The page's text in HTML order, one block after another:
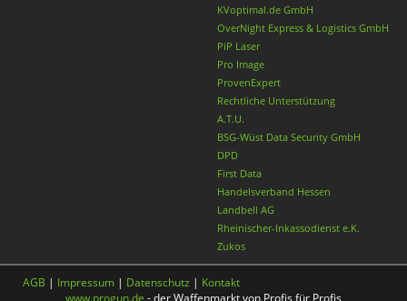
KVoptimal.de GmbH
OverNight Express & Logistics GmbH
PiP Laser
Pro Image
ProvenExpert
Rechtliche Unterstützung
A.T.U.
BSG-Wüst Data Security GmbH
DPD
First Data
Handelsverband Hessen
Landbell AG
Rheinischer-Inkassodienst e.K.
Zukos
AGB | Impressum | Datenschutz | Kontakt
www.progun.de - der Waffenmarkt von Profis für Profis